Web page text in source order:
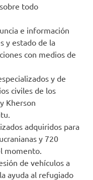
todo
e información
y estado de la
con medios de
y de
civiles de los
Kherson
adquiridos para
y 720
momento.
de vehículos a
ayuda al refugiado